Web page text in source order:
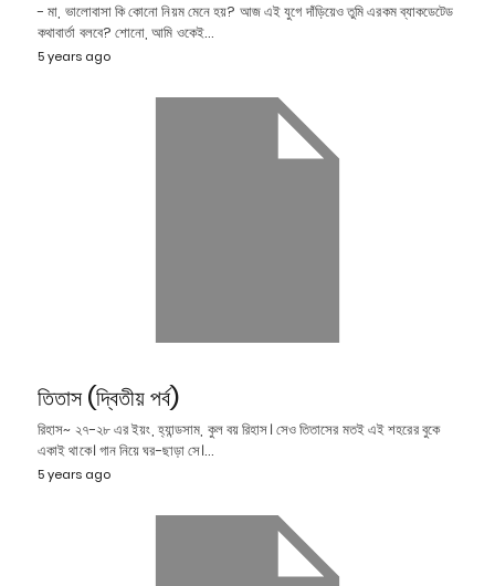
- মা, ভালোবাসা কি কোনো নিয়ম মেনে হয়? আজ এই যুগে দাঁড়িয়েও তুমি এরকম ব্যাকডেটেড
কথাবার্তা বলবে? শোনো, আমি ওকেই…
5 years ago
তিতাস (দ্বিতীয় পর্ব)
রিহাস~ ২৭-২৮ এর ইয়ং, হ্যান্ডসাম, কুল বয় রিহাস। সেও তিতাসের মতই এই শহরের বুকে
একাই থাকে। গান নিয়ে ঘর-ছাড়া সে।…
5 years ago